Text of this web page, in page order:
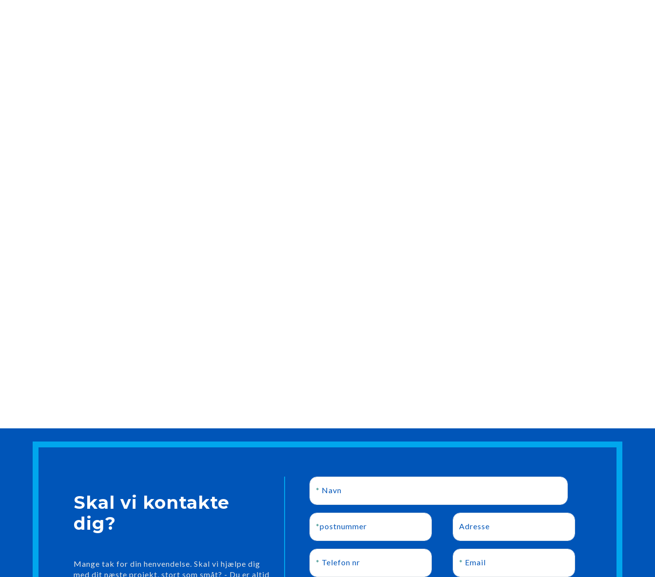
Skal vi kontakte
dig?
Mange tak for din henvendelse. Skal vi hjælpe dig
med dit næste projekt, stort som småt? - Du er altid
* Navn
*postnummer Adresse
* Telefon nr * Email